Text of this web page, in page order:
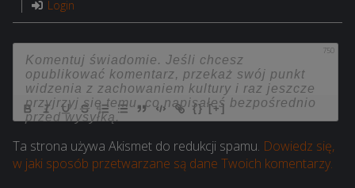
Login
750
{} [+]
Ta strona używa Akismet do redukcji spamu. Dowiedz się,
w jaki sposób przetwarzane są dane Twoich komentarzy.